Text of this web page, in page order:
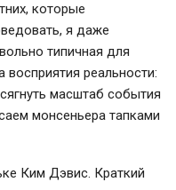
которые
я даже
типичная для
восприятия реальности:
масштаб события
монсеньера тапками
Ким Дэвис. Краткий